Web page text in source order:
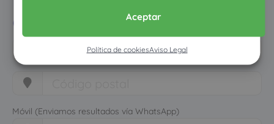
Aceptar
Política de cookiesAviso Legal
cuánto dinero ahorrarías
Móvil (Enviamos resultados vía WhatsApp)